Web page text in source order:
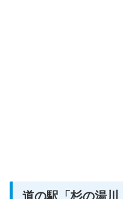
道の駅「杉の湯川